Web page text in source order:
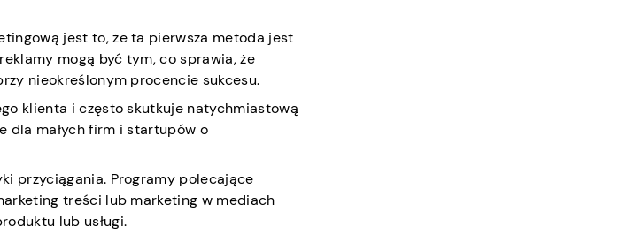
jest to, że ta pierwsza metoda jest
mogą być tym, co sprawia, że
nieokreślonym procencie sukcesu.
klienta i często skutkuje natychmiastową
dla małych firm i startupów o
przyciągania. Programy polecające
treści lub marketing w mediach
lub usługi.